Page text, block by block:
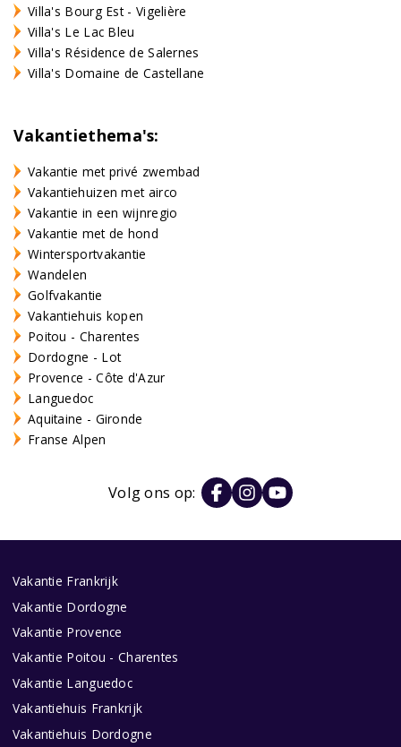
Villa's Bourg Est - Vigelière
Villa's Le Lac Bleu
Villa's Résidence de Salernes
Villa's Domaine de Castellane
Vakantiethema's:
Vakantie met privé zwembad
Vakantiehuizen met airco
Vakantie in een wijnregio
Vakantie met de hond
Wintersportvakantie
Wandelen
Golfvakantie
Vakantiehuis kopen
Poitou - Charentes
Dordogne - Lot
Provence - Côte d'Azur
Languedoc
Aquitaine - Gironde
Franse Alpen
Volg ons op:
Vakantie Frankrijk
Vakantie Dordogne
Vakantie Provence
Vakantie Poitou - Charentes
Vakantie Languedoc
Vakantiehuis Frankrijk
Vakantiehuis Dordogne